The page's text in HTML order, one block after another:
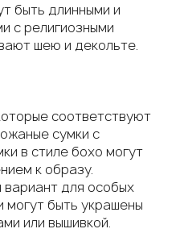
быть длинными и
с религиозными
шею и декольте.
соответствуют
сумки с
в стиле бохо могут
к образу.
вариант для особых
могут быть украшены
или вышивкой.